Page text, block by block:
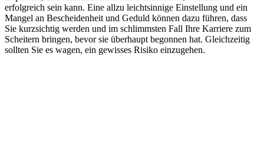
erfolgreich sein kann. Eine allzu leichtsinnige Einstellung und ein
Mangel an Bescheidenheit und Geduld können dazu führen, dass
Sie kurzsichtig werden und im schlimmsten Fall Ihre Karriere zum
Scheitern bringen, bevor sie überhaupt begonnen hat. Gleichzeitig
sollten Sie es wagen, ein gewisses Risiko einzugehen.